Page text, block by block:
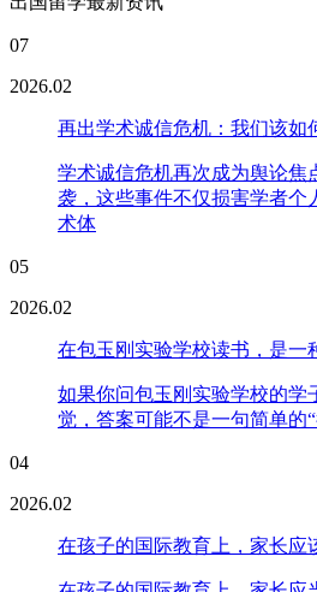
07
2026.02
再出学术诚信危机：我们该如
学术诚信危机再次成为舆论焦
袭，这些事件不仅损害学者个
术体
05
2026.02
在包玉刚实验学校读书，是一
如果你问包玉刚实验学校的学
觉，答案可能不是一句简单的
04
2026.02
在孩子的国际教育上，家长应